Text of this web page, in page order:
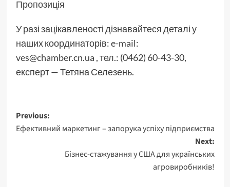
Пропозиція
У разі зацікавленості дізнавайтеся деталі у
наших координаторів: e-mail:
ves@chamber.cn.ua , тел.: (0462) 60-43-30,
експерт — Тетяна Селезень.
Post
navigation
Previous:
Ефективний маркетинг – запорука успіху підприємства
Next:
Бізнес-стажування у США для українських
агровиробників!